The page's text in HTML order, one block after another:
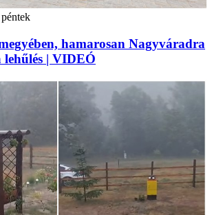
hamarosan Nagyváradra
lehűlés | VIDEÓ